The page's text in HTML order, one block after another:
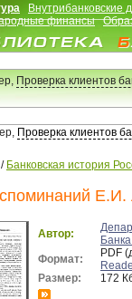
Внутрибанковские
финансы
Проверка клиентов
Проверка клиентов
/ Банковская история
Е.И.
Автор:
Формат:
PDF
Размер:
172